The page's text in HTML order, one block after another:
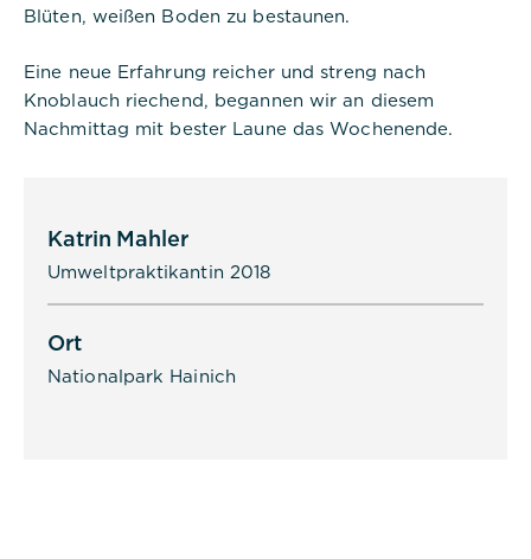
Blüten, weißen Boden zu bestaunen.
Eine neue Erfahrung reicher und streng nach
Knoblauch riechend, begannen wir an diesem
Nachmittag mit bester Laune das Wochenende.
Katrin Mahler
Umweltpraktikantin 2018
Ort
Nationalpark Hainich